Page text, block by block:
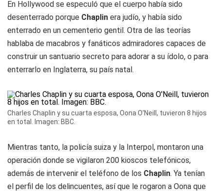
En Hollywood se especuló que el cuerpo había sido
desenterrado porque Chaplin era judío, y había sido
enterrado en un cementerio gentil. Otra de las teorías
hablaba de macabros y fanáticos admiradores capaces de
construir un santuario secreto para adorar a su ídolo, o para
enterrarlo en Inglaterra, su país natal.
Charles Chaplin y su cuarta esposa, Oona O'Neill, tuvieron 8 hijos
en total. Imagen: BBC.
Mientras tanto, la policía suiza y la Interpol, montaron una
operación donde se vigilaron 200 kioscos telefónicos,
además de intervenir el teléfono de los Chaplin. Ya tenían
el perfil de los delincuentes, así que le rogaron a Oona que